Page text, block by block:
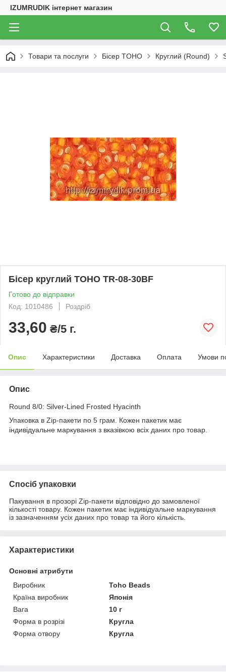
IZUMRUDIK інтернет магазин
Товари та послуги Бісер TOHO Круглий (Round)
Бісер круглий TOHO TR-08-30BF
Готово до відправки
Код: 1010486
Роздріб
33,60 ₴/5 г.
Опис Характеристики Доставка Оплата Умови
Опис
Round 8/0: Silver-Lined Frosted Hyacinth
Упаковка в Zip-пакети по 5 грам. Кожен пакетик має
індивідуальне маркування з вказівкою всіх даних про товар.
Спосіб упаковки
Пакування в прозорі Zip-пакети відповідно до замовленої
кількості товару. Кожен пакетик має індивідуальне маркування
із зазначенням усіх даних про товар та його кількість.
Характеристики
Основні атрибути
Виробник
Toho Beads
Країна виробник
Японія
Вага
10 г
Форма в розрізі
Кругла
Форма отвору
Кругла